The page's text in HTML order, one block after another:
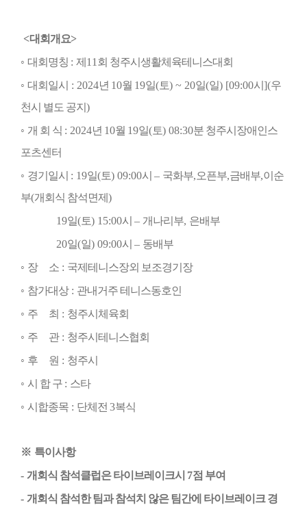
<대회개요>
◦ 대회명칭 : 제 11 회 청주시생활체육테니스대회
◦ 대회일시 : 2024년 10월 19일(토) ~ 20일(일) [09:00시 ](우
천시 별도 공지 )
◦ 개 회 식 : 2024년 10월 19일(토) 08:30분 청주시장애인스
포츠센터
◦ 경기일시 : 19일(토) 09:00시 – 국화부,오픈부,금배부,이순
부(개회식 참석면제 )
19일(토) 15:00시 – 개나리부, 은배부
20일(일) 09:00시 – 동배부
◦ 장 소 : 국제테니스장외 보조경기장
◦ 참가대상: 관내거주 테니스동호인
◦ 주 최 : 청주시체육회
◦ 주 관: 청주시테니스협회
◦ 후 원 : 청주시
◦ 시 합 구 : 스타
◦ 시합종목 : 단체전 3복식
※ 특이사항
- 개회식 참석클럽은 타이브레이크시 7점 부여
- 개회식 참석한 팀과 참석치 않은 팀간에 타이브레이크 경